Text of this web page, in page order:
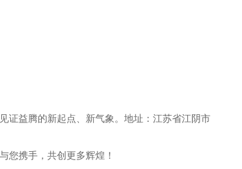
益腾的新起点、新气象。地址：江苏省江阴市
携手，共创更多辉煌！